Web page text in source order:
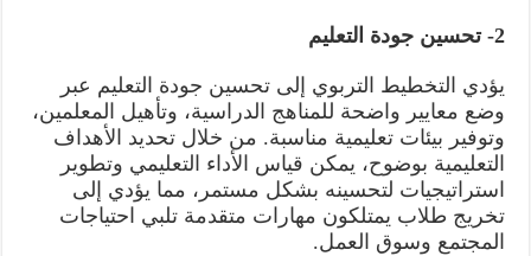
2- تحسين جودة التعليم
يؤدي التخطيط التربوي إلى تحسين جودة التعليم عبر
وضع معايير واضحة للمناهج الدراسية، وتأهيل المعلمين،
وتوفير بيئات تعليمية مناسبة. من خلال تحديد الأهداف
التعليمية بوضوح، يمكن قياس الأداء التعليمي وتطوير
استراتيجيات لتحسينه بشكل مستمر، مما يؤدي إلى
تخريج طلاب يمتلكون مهارات متقدمة تلبي احتياجات
المجتمع وسوق العمل.